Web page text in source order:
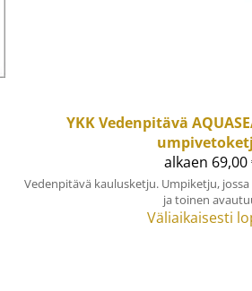
YKKVedenpitävä
alkaen 69,00
Vedenpitävä kaulusketju. Umpiketju,
ja toinen
Väliaikaisesti